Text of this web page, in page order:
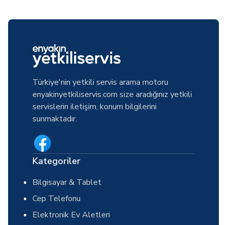
Türkiye'nin yetkili servis arama motoru
enyakinyetkiliservis.com size aradığınız yetkili
servislerin iletişim, konum bilgilerini
sunmaktadır.
Kategoriler
Bilgisayar & Tablet
Cep Telefonu
Elektronik Ev Aletleri